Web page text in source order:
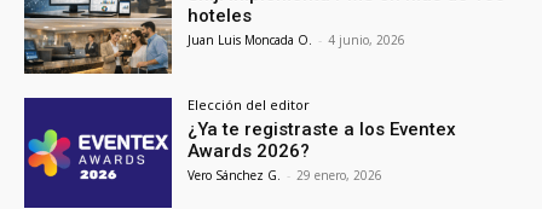
hoteles
Juan Luis Moncada O. - 4 junio, 2026
Elección del editor
¿Ya te registraste a los Eventex
Awards 2026?
Vero Sánchez G. - 29 enero, 2026